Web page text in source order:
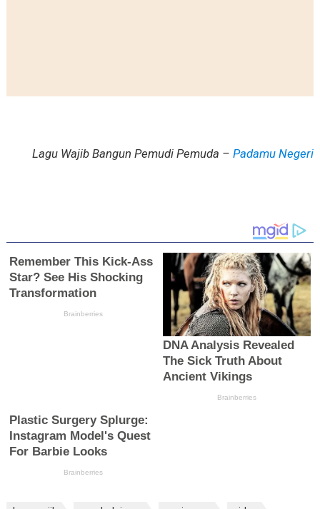
Lagu Wajib Bangun Pemudi Pemuda –Padamu Negeri